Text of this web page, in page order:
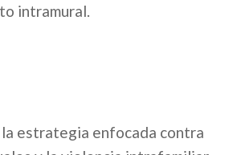
intramural.
la estrategia enfocada contra